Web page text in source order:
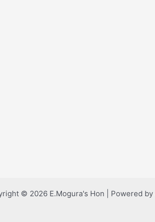
© 2026 E.Mogura's Hon | Powered by